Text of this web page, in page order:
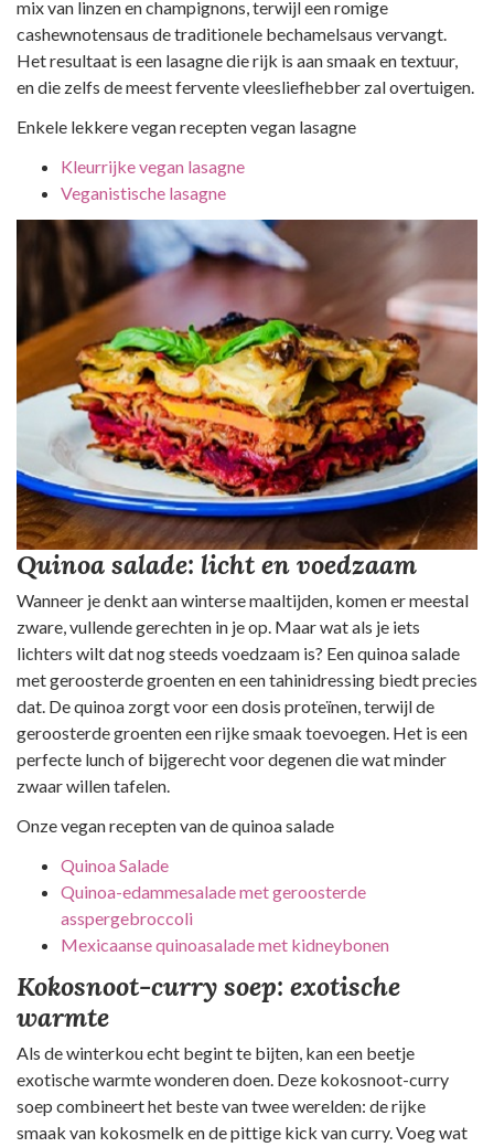
mix van linzen en champignons, terwijl een romige
cashewnotensaus de traditionele bechamelsaus vervangt.
Het resultaat is een lasagne die rijk is aan smaak en textuur,
en die zelfs de meest fervente vleesliefhebber zal overtuigen.
Enkele lekkere vegan recepten vegan lasagne
Kleurrijke vegan lasagne
Veganistische lasagne
Quinoa salade: licht en voedzaam
Wanneer je denkt aan winterse maaltijden, komen er meestal
zware, vullende gerechten in je op. Maar wat als je iets
lichters wilt dat nog steeds voedzaam is? Een quinoa salade
met geroosterde groenten en een tahinidressing biedt precies
dat. De quinoa zorgt voor een dosis proteïnen, terwijl de
geroosterde groenten een rijke smaak toevoegen. Het is een
perfecte lunch of bijgerecht voor degenen die wat minder
zwaar willen tafelen.
Onze vegan recepten van de quinoa salade
Quinoa Salade
Quinoa-edammesalade met geroosterde
asspergebroccoli
Mexicaanse quinoasalade met kidneybonen
Kokosnoot-curry soep: exotische
warmte
Als de winterkou echt begint te bijten, kan een beetje
exotische warmte wonderen doen. Deze kokosnoot-curry
soep combineert het beste van twee werelden: de rijke
smaak van kokosmelk en de pittige kick van curry. Voeg wat